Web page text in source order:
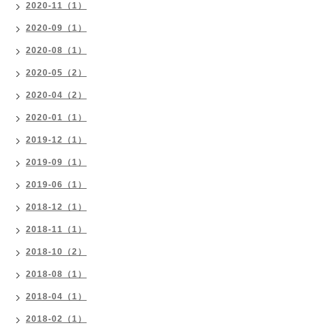
2020-11（1）
2020-09（1）
2020-08（1）
2020-05（2）
2020-04（2）
2020-01（1）
2019-12（1）
2019-09（1）
2019-06（1）
2018-12（1）
2018-11（1）
2018-10（2）
2018-08（1）
2018-04（1）
2018-02（1）